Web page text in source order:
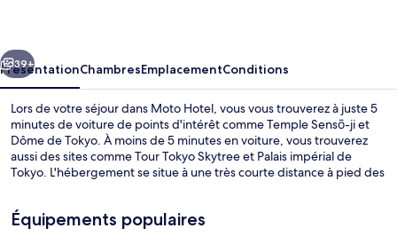
Suivant
39+
PrésentationChambresEmplacementConditions
Lors de votre séjour dans Moto Hotel, vous vous trouverez à juste 5
minutes de voiture de points d'intérêt comme Temple Sensō-ji et
Dôme de Tokyo. À moins de 5 minutes en voiture, vous trouverez
aussi des sites comme Tour Tokyo Skytree et Palais impérial de
Tokyo. L'hébergement se situe à une très courte distance à pied des
Équipements populaires